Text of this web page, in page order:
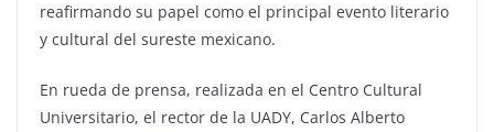
reafirmando su papel como el principal evento literario
y cultural del sureste mexicano.
En rueda de prensa, realizada en el Centro Cultural
Universitario, el rector de la UADY, Carlos Alberto